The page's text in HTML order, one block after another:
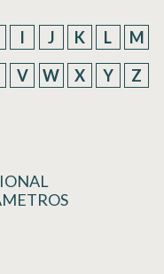
I J K L
M
V W X Y Z